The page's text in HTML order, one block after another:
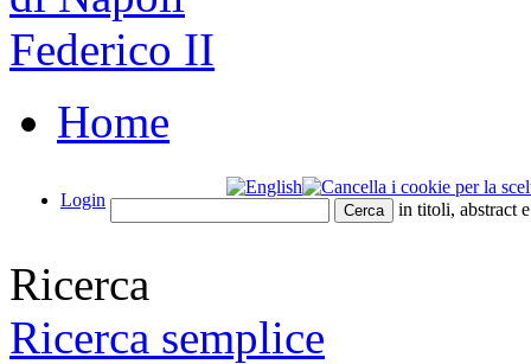
Home
Login in titoli, abstract
Ricerca
Ricerca semplice